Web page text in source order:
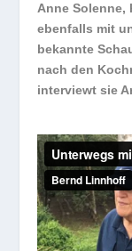
Anne Solenne,
ebenfalls mit
bekannte
nach den
interviewt sie